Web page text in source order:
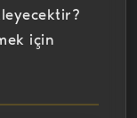
için